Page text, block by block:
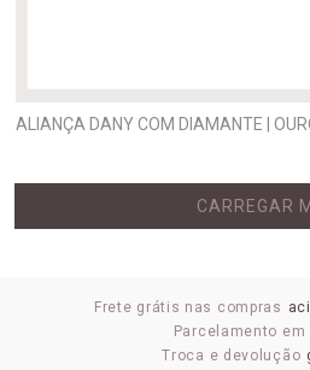
ALIANÇA DANY COM DIAMANTE |
CARREGAR
Frete grátis nas compras
Parcelamento em
Troca e devolução